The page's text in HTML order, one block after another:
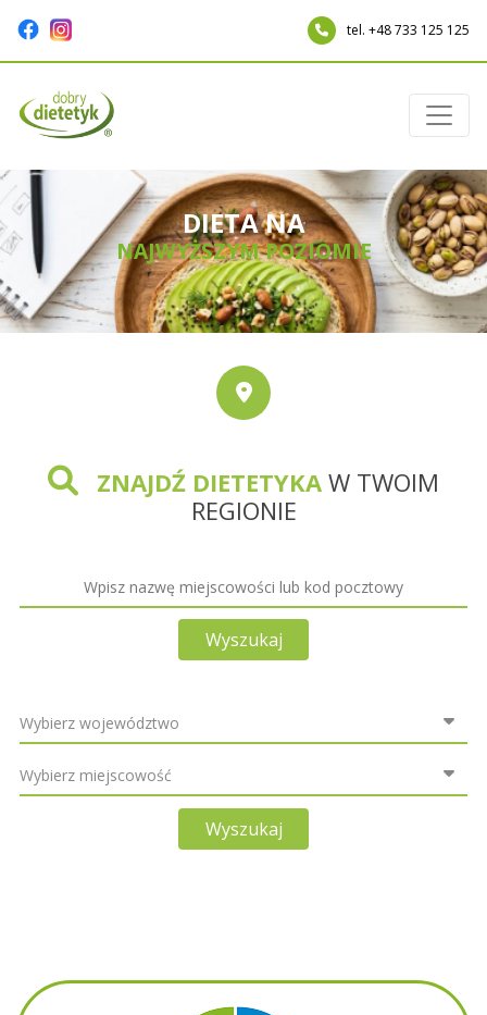
tel. +48 733 125 125
DIETA NA
NAJWYŻSZYM POZIOMIE
ZNAJDŹ DIETETYKA W TWOIM
REGIONIE
Wyszukaj
Wyszukaj